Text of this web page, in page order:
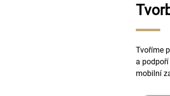
Tvoříme
a
mobilní